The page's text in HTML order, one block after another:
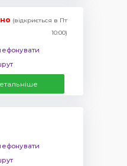
(відкриється в Пт
10:00)